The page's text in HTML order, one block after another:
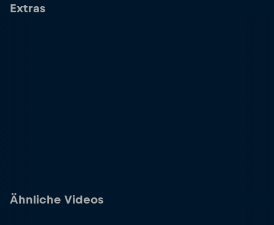
Extras
Ähnliche Videos